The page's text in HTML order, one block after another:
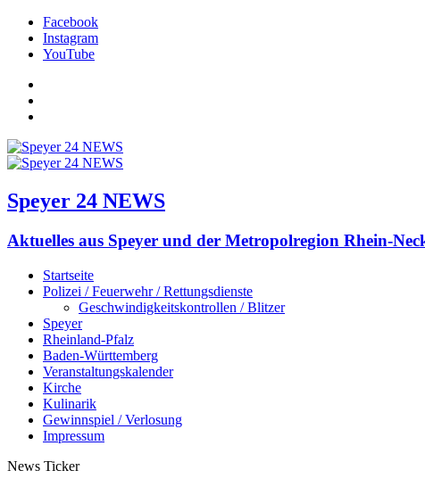
Facebook
Instagram
YouTube
Speyer 24 NEWS
Aktuelles aus Speyer und der Metropolregion Rhein-
Startseite
Polizei / Feuerwehr / Rettungsdienste
Geschwindigkeitskontrollen / Blitzer
Speyer
Rheinland-Pfalz
Baden-Württemberg
Veranstaltungskalender
Kirche
Kulinarik
Gewinnspiel / Verlosung
Impressum
News Ticker